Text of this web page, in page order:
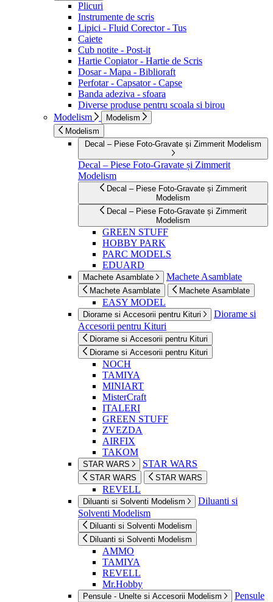
Plicuri
Instrumente de scris
Lipici - Fluid Corector - Tus
Caiete
Cub notite - Post-it
Hartie Copiator - Hartie de Scris
Dosar - Mapa - Biblioraft
Perfotar - Capsator - Capse
Banda adeziva - sfoara
Diverse produse pentru scoala si birou
Modelism
Modelism
Modelism
Decal – Piese Foto-Gravate și Zimmerit Modelism
Decal – Piese Foto-Gravate și Zimmerit
Modelism
Decal – Piese Foto-Gravate și Zimmerit
Modelism
Decal – Piese Foto-Gravate și Zimmerit
Modelism
GREEN STUFF
HOBBY PARK
PARC MODELS
EDUARD
Machete Asamblate Machete Asamblate
Machete Asamblate Machete Asamblate
EASY MODEL
Diorame si Accesorii pentru Kituri
Diorame si
Accesorii pentru Kituri
Diorame si Accesorii pentru Kituri
Diorame si Accesorii pentru Kituri
NOCH
TAMIYA
MINIART
MisterCraft
ITALERI
GREEN STUFF
ZVEZDA
AIRFIX
TAKOM
STAR WARS STAR WARS
STAR WARS STAR WARS
REVELL
Diluanti si Solventi Modelism
Diluanti si
Solventi Modelism
Diluanti si Solventi Modelism
Diluanti si Solventi Modelism
AMMO
TAMIYA
REVELL
Mr.Hobby
Pensule - Unelte si Accesorii Modelism
Pensule